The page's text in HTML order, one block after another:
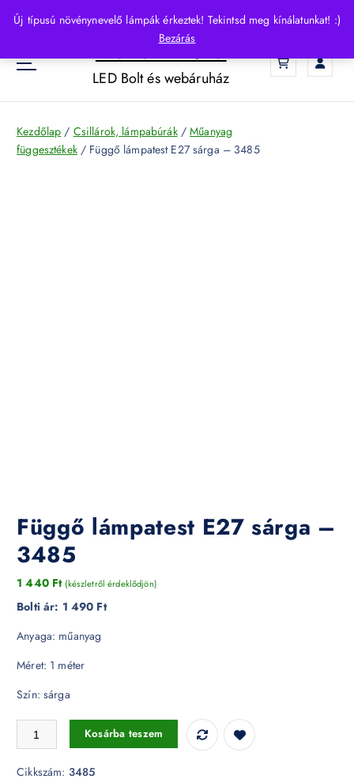
Új típusú növénynevelő lámpák érkeztek! Tekintsd meg kínálatunkat! :)
Bezárás
p
o
HelloLED.hu
LED Bolt és webáruház
Kezdőlap / Csillárok, lámpabúrák/Műanyag
függesztékek/ Függő lámpatest E27 sárga – 3485
Függő lámpatest E27 sárga –
3485
1 440 Ft (készletről érdeklődjön)
Bolti ár: 1 490 Ft
Anyaga: műanyag
Méret: 1 méter
Szín: sárga
Függő lámpatest E27 sárga - 3485 mennyiség
Kosárba teszem
Cikkszám: 3485